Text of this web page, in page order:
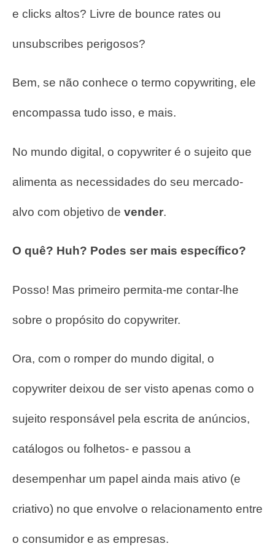
e clicks altos? Livre de bounce rates ou
unsubscribes perigosos?
Bem, se não conhece o termo copywriting, ele
encompassa tudo isso, e mais.
No mundo digital, o copywriter é o sujeito que
alimenta as necessidades do seu mercado-
alvo com objetivo de vender.
O quê? Huh? Podes ser mais específico?
Posso! Mas primeiro permita-me contar-lhe
sobre o propósito do copywriter.
Ora, com o romper do mundo digital, o
copywriter deixou de ser visto apenas como o
sujeito responsável pela escrita de anúncios,
catálogos ou folhetos- e passou a
desempenhar um papel ainda mais ativo (e
criativo) no que envolve o relacionamento entre
o consumidor e as empresas.